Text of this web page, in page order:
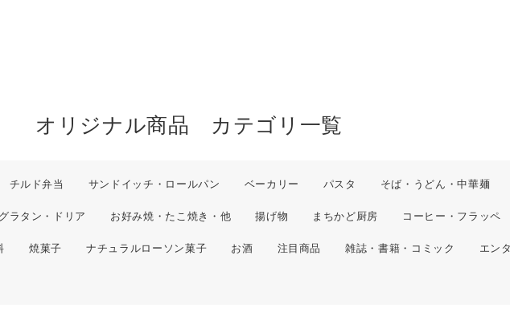
オリジナル商品 カテゴリ一覧
チルド弁当 サンドイッチ・ロールパン ベーカリー パスタ そば・うどん・中華麺
グラタン・ドリア お好み焼・たこ焼き・他 揚げ物 まちかど厨房 コーヒー・フラッペ
焼菓子 ナチュラルローソン菓子 お酒 注目商品 雑誌・書籍・コミック エン